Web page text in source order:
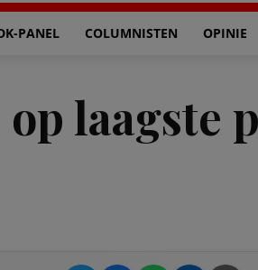
PANEL COLUMNISTEN OPINIE
laagste